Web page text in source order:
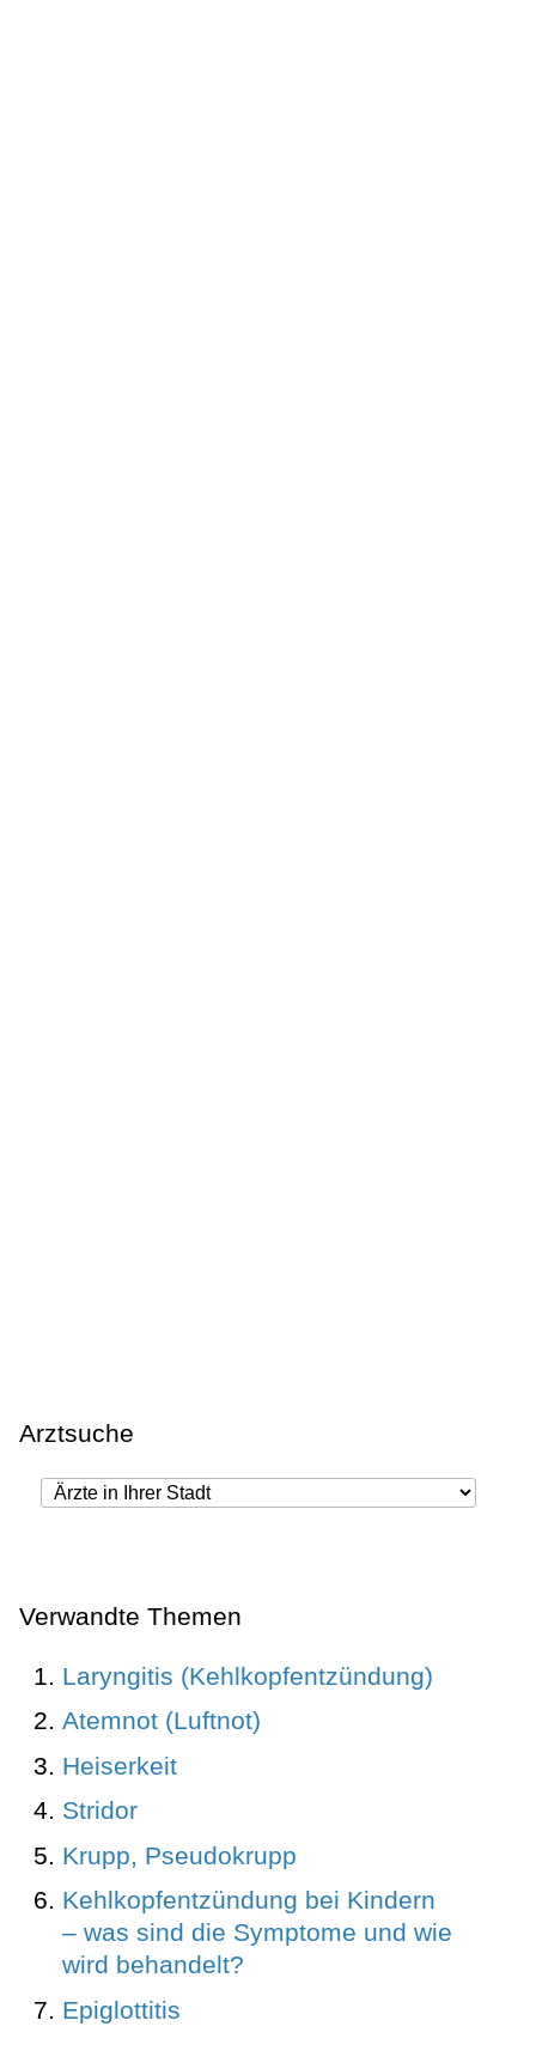
Arztsuche
Verwandte Themen
Laryngitis (Kehlkopfentzündung)
Atemnot (Luftnot)
Heiserkeit
Stridor
Krupp, Pseudokrupp
Kehlkopfentzündung bei Kindern
– was sind die Symptome und wie
wird behandelt?
Epiglottitis